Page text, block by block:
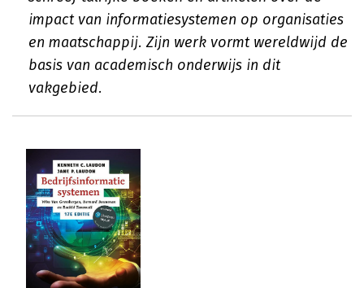
impact van informatiesystemen op organisaties
en maatschappij. Zijn werk vormt wereldwijd de
basis van academisch onderwijs in dit
vakgebied.